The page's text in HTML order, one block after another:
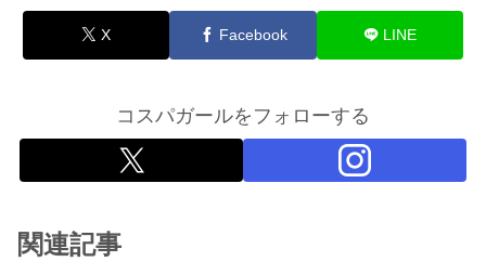
X Facebook LINE
コスパガールをフォローする
関連記事